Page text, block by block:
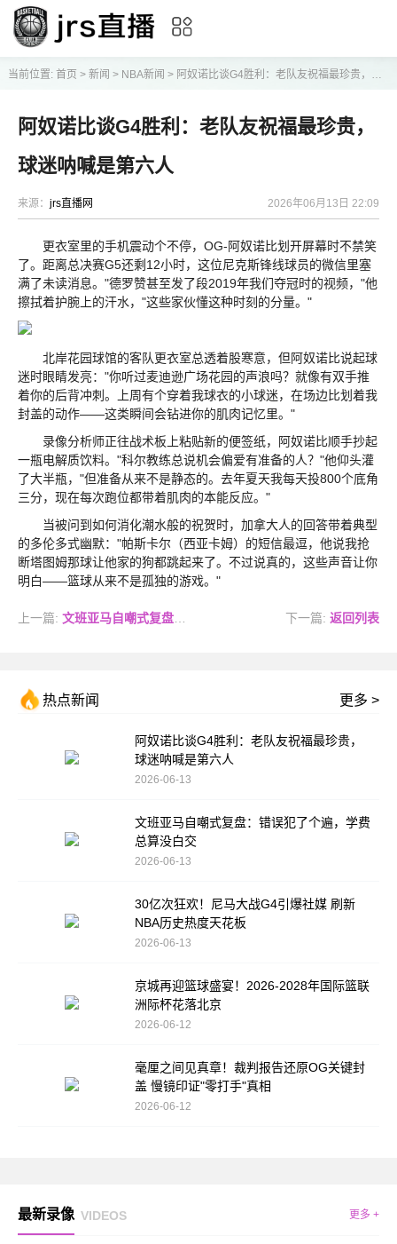
当前位置: 首页 > 新闻 > NBA新闻 > 阿奴诺比谈G4胜利：老队友祝福最珍贵，球迷呐喊是第六人
阿奴诺比谈G4胜利：老队友祝福最珍贵，
球迷呐喊是第六人
来源： jrs直播网 2026年06月13日 22:09
更衣室里的手机震动个不停，OG-阿奴诺比划开屏幕时不禁笑
了。距离总决赛G5还剩12小时，这位尼克斯锋线球员的微信里塞
满了未读消息。"德罗赞甚至发了段2019年我们夺冠时的视频，"他
擦拭着护腕上的汗水，"这些家伙懂这种时刻的分量。"
北岸花园球馆的客队更衣室总透着股寒意，但阿奴诺比说起球
迷时眼睛发亮："你听过麦迪逊广场花园的声浪吗？就像有双手推
着你的后背冲刺。上周有个穿着我球衣的小球迷，在场边比划着我
封盖的动作——这类瞬间会钻进你的肌肉记忆里。"
录像分析师正往战术板上粘贴新的便签纸，阿奴诺比顺手抄起
一瓶电解质饮料。"科尔教练总说机会偏爱有准备的人？"他仰头灌
了大半瓶，"但准备从来不是静态的。去年夏天我每天投800个底角
三分，现在每次跑位都带着肌肉的本能反应。"
当被问到如何消化潮水般的祝贺时，加拿大人的回答带着典型
的多伦多式幽默："帕斯卡尔（西亚卡姆）的短信最逗，他说我抢
断塔图姆那球让他家的狗都跳起来了。不过说真的，这些声音让你
明白——篮球从来不是孤独的游戏。"
上一篇: 文班亚马自嘲式复盘：错误犯了个遍，学费总算没白交 下一篇: 返回列表
热点新闻 更多 >
阿奴诺比谈G4胜利：老队友祝福最珍贵，
球迷呐喊是第六人
2026-06-13
文班亚马自嘲式复盘：错误犯了个遍，学费
总算没白交
2026-06-13
30亿次狂欢！尼马大战G4引爆社媒 刷新
NBA历史热度天花板
2026-06-13
京城再迎篮球盛宴！2026-2028年国际篮联
洲际杯花落北京
2026-06-12
毫厘之间见真章！裁判报告还原OG关键封
盖 慢镜印证"零打手"真相
2026-06-12
最新录像 VIDEOS 更多 +